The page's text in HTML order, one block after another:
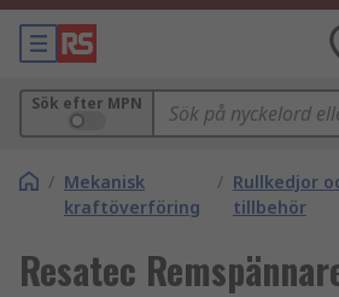
Sök efter MPN
/ Mekanisk
kraftöverföring
/ Rullkedjor
tillbehör
Resatec